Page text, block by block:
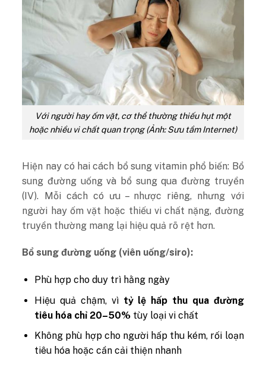
Với người hay ốm vặt, cơ thể thường thiếu hụt một
hoặc nhiều vi chất quan trọng (Ảnh: Sưu tầm Internet)
Hiện nay có hai cách bổ sung vitamin phổ biến: Bổ
sung đường uống và bổ sung qua đường truyền
(IV). Mỗi cách có ưu – nhược riêng, nhưng với
người hay ốm vặt hoặc thiếu vi chất nặng, đường
truyền thường mang lại hiệu quả rõ rệt hơn.
Bổ sung đường uống (viên uống/siro):
Phù hợp cho duy trì hằng ngày
Hiệu quả chậm, vì tỷ lệ hấp thu qua đường
tiêu hóa chỉ 20–50% tùy loại vi chất
Không phù hợp cho người hấp thu kém, rối loạn
tiêu hóa hoặc cần cải thiện nhanh